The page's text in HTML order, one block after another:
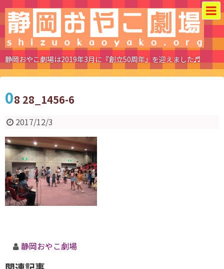
静岡おやこ劇場は2019年3月に『創立50周年』を迎えました♬
08 28_1456-6
2017/12/3
静岡おやこ劇場